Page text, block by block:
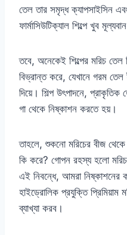
তেল তার সমৃদ্ধ ক্যাপসাইসিন
ফার্মাসিউটিক্যাল শিল্পে খুব
তবে, অনেকেই শিল্পের মরিচ তেল
বিভ্রান্ত করে, যেখানে গরম
দিয়ে। শিল্প উৎপাদনে,
গা থেকে নিষ্কাশন করতে হয়।
তাহলে, শুকনো মরিচের বীজ
কি করে? গোপন রহস্য হলো
এই নিবন্ধে, আমরা নিষ্কাশনের
হাইড্রোলিক প্রযুক্তি প্রিমিয়াম
ব্যাখ্যা করব।